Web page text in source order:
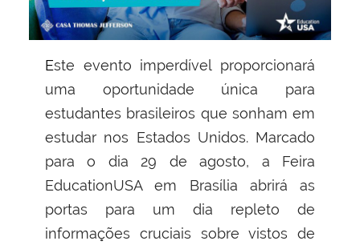
Este evento imperdível proporcionará
uma oportunidade única para
estudantes brasileiros que sonham em
estudar nos Estados Unidos. Marcado
para o dia 29 de agosto, a Feira
EducationUSA em Brasília abrirá as
portas para um dia repleto de
informações cruciais sobre vistos de